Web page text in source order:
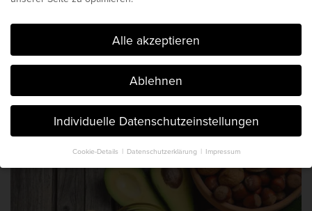
genetisches Maximum
Der Blog von Chris Michalk & Phil
Böhm. Seit 2014.
Cookie 🍪 gefällig?
Alle akzeptieren
Ablehnen
Individuelle Datenschutzeinstellungen
Cookie-Details Datenschutzerklärung Impressum
Datenschutzeinstellungen
Hier finden Sie eine Übersicht über alle verwendeten Cookies. Sie
können Ihre Einwilligung zu ganzen Kategorien geben oder sich